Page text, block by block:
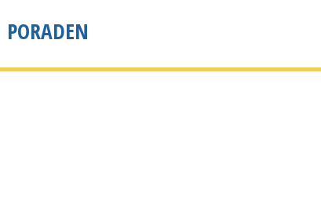
PORADEN